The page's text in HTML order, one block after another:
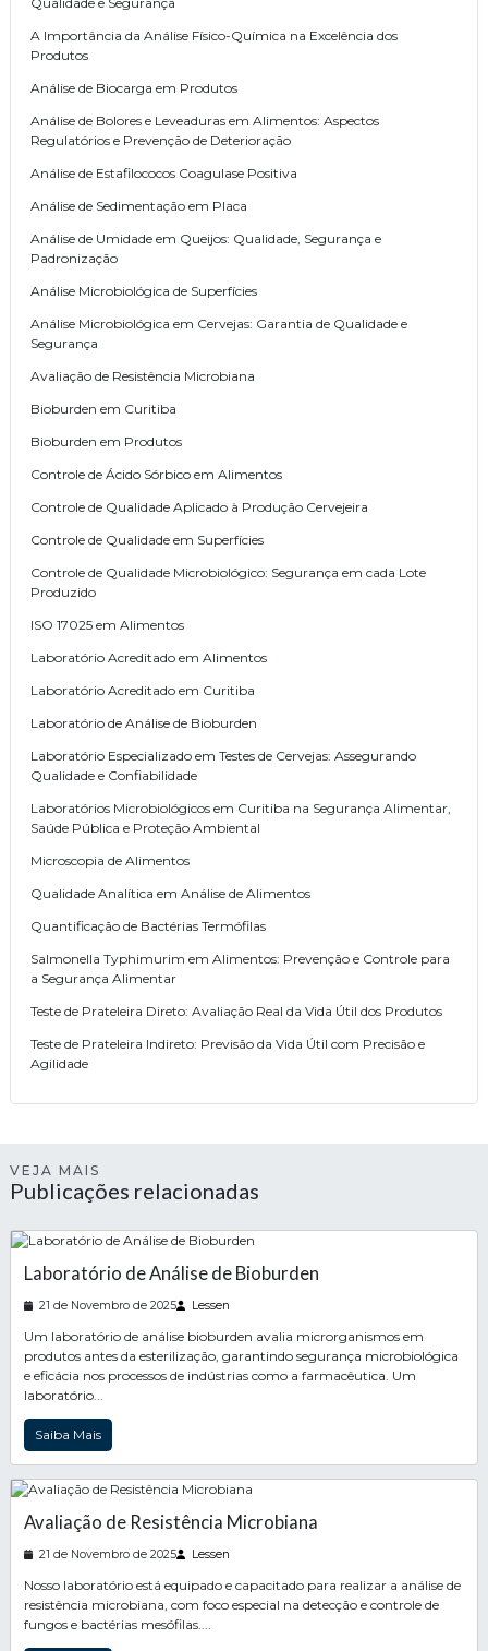
A Importância da Análise Físico-Química na Excelência dos
Produtos
Análise de Biocarga em Produtos
Análise de Bolores e Leveaduras em Alimentos: Aspectos
Regulatórios e Prevenção de Deterioração
Análise de Estafilococos Coagulase Positiva
Análise de Sedimentação em Placa
Análise de Umidade em Queijos: Qualidade, Segurança e
Padronização
Análise Microbiológica de Superfícies
Análise Microbiológica em Cervejas: Garantia de Qualidade e
Segurança
Avaliação de Resistência Microbiana
Bioburden em Curitiba
Bioburden em Produtos
Controle de Ácido Sórbico em Alimentos
Controle de Qualidade Aplicado à Produção Cervejeira
Controle de Qualidade em Superfícies
Controle de Qualidade Microbiológico: Segurança em cada Lote
Produzido
ISO 17025 em Alimentos
Laboratório Acreditado em Alimentos
Laboratório Acreditado em Curitiba
Laboratório de Análise de Bioburden
Laboratório Especializado em Testes de Cervejas: Assegurando
Qualidade e Confiabilidade
Laboratórios Microbiológicos em Curitiba na Segurança Alimentar,
Saúde Pública e Proteção Ambiental
Microscopia de Alimentos
Qualidade Analítica em Análise de Alimentos
Quantificação de Bactérias Termófilas
Salmonella Typhimurim em Alimentos: Prevenção e Controle para
a Segurança Alimentar
Teste de Prateleira Direto: Avaliação Real da Vida Útil dos Produtos
Teste de Prateleira Indireto: Previsão da Vida Útil com Precisão e
Agilidade
VEJA MAIS
Publicações relacionadas
Laboratório de Análise de Bioburden
21 de Novembro de 2025 Lessen
Um laboratório de análise bioburden avalia microrganismos em
produtos antes da esterilização, garantindo segurança microbiológica
e eficácia nos processos de indústrias como a farmacêutica. Um
laboratório...
Saiba Mais
Avaliação de Resistência Microbiana
21 de Novembro de 2025 Lessen
Nosso laboratório está equipado e capacitado para realizar a análise de
resistência microbiana, com foco especial na detecção e controle de
fungos e bactérias mesófilas....